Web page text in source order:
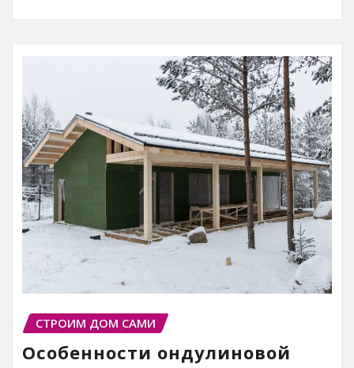
СТРОИМ ДОМ САМИ
Особенности ондулиновой